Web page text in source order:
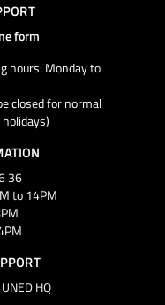
form
hours: Monday to
closed for normal
36
to 14PM
HQ